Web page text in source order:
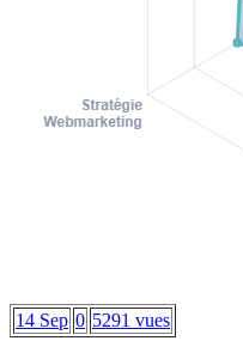
14 Sep 0 5291 vues